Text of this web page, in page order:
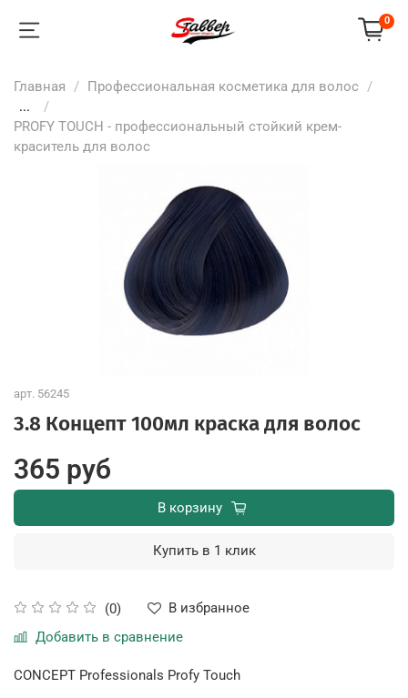
0
Главная
Профессиональная косметика для волос
...
PROFY TOUCH - профессиональный стойкий крем-
краситель для волос
арт. 56245
3.8 Концепт 100мл краска для волос
(0)
В избранное
Добавить в сравнение
365 руб
В корзину
Купить в 1 клик
CONCEPT Professionals Profy Touch